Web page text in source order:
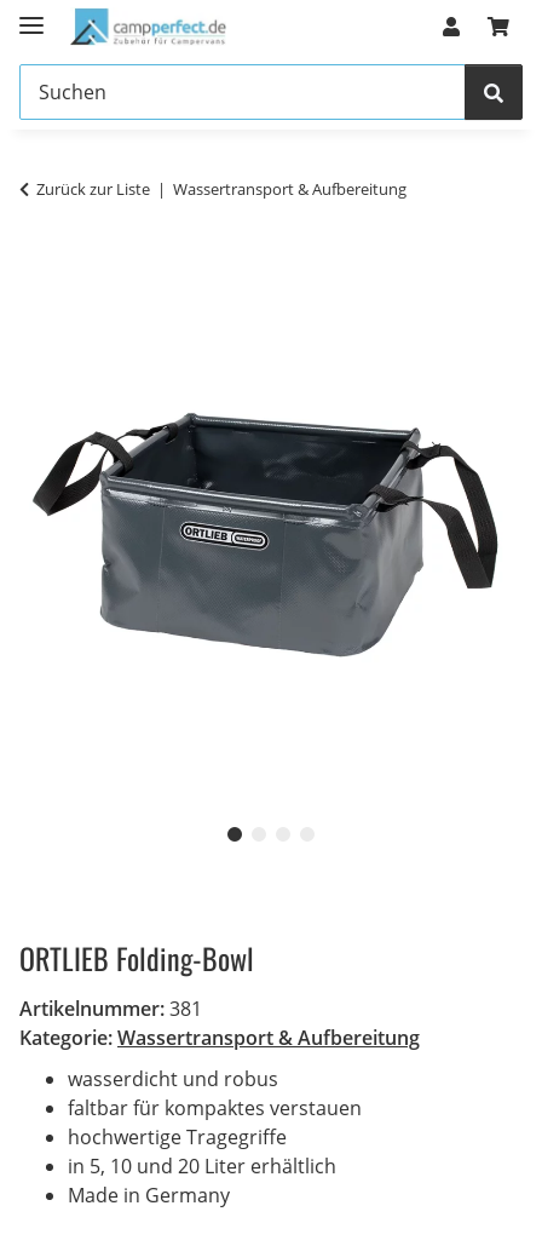
Zurück zur Liste Wassertransport & Aufbereitung
ORTLIEB Folding-Bowl
Artikelnummer:381
Kategorie:Wassertransport & Aufbereitung
wasserdicht und robus
faltbar für kompaktes verstauen
hochwertige Tragegriffe
in 5, 10 und 20 Liter erhältlich
Made in Germany